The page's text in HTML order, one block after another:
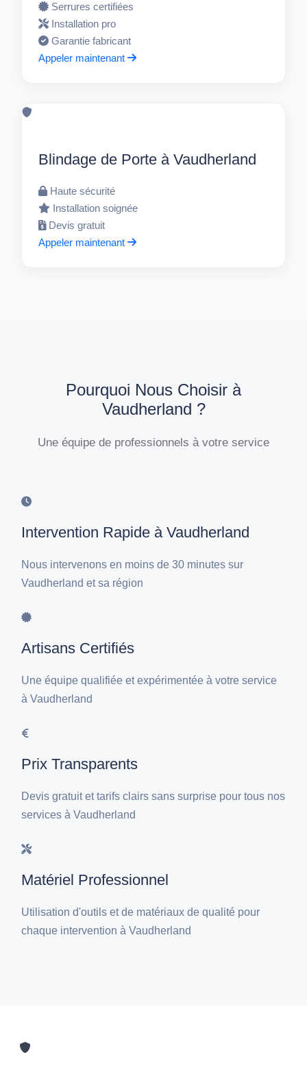
Serrures certifiées
Installation pro
Garantie fabricant
Appeler maintenant
Blindage de Porte à Vaudherland
Haute sécurité
Installation soignée
Devis gratuit
Appeler maintenant
Pourquoi Nous Choisir à
Vaudherland ?
Une équipe de professionnels à votre service
Intervention Rapide à Vaudherland
Nous intervenons en moins de 30 minutes sur
Vaudherland et sa région
Artisans Certifiés
Une équipe qualifiée et expérimentée à votre service
à Vaudherland
Prix Transparents
Devis gratuit et tarifs clairs sans surprise pour tous nos
services à Vaudherland
Matériel Professionnel
Utilisation d'outils et de matériaux de qualité pour
chaque intervention à Vaudherland